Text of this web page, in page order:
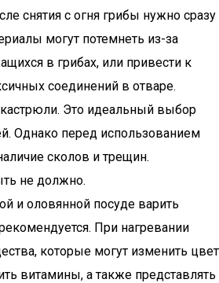
снятия с огня грибы нужно сразу
могут потемнеть из-за
в грибах, или привести к
соединений в отваре.
Это идеальный выбор
Однако перед использованием
сколов и трещин.
не должно.
и оловянной посуде варить
При нагревании
которые могут изменить цвет
витамины, а также представлять